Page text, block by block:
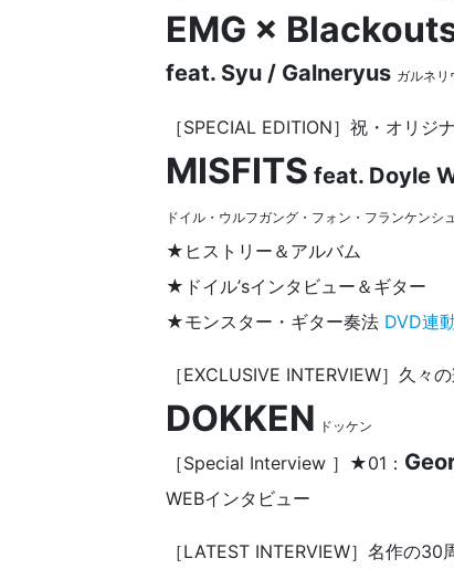
EMG ×
feat. Syu / Galneryus ガルネリ
［SPECIAL EDITION］祝・オリジ
MISFITS feat. Doyle
ドイル・ウルフガング・フォン・フランケンシ
★ヒストリー＆アルバム
★ドイル’sインタビュー＆ギター
★モンスター・ギター奏法 DVD連
［EXCLUSIVE INTERVIEW］久々
DOKKEN ドッケン
［Special Interview ］★01：
WEBインタビュー
［LATEST INTERVIEW］名作の